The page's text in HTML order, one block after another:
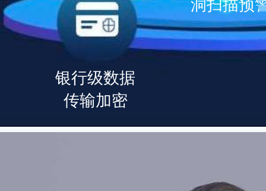
银行级数据
传输加密
洞扫描预